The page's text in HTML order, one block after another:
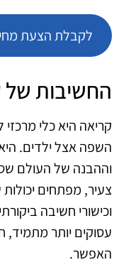
לקבלת הצעת
החשיבות של
קריאה היא כלי מרכזי
השפה אצל ילדים.
וההבנה של העולם
צעיר, מפתחים
וכישורי חשיבה
עסוקים יותר
האפשר.